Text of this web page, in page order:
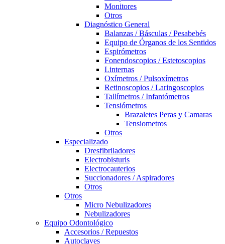
Monitores
Otros
Diagnóstico General
Balanzas / Básculas / Pesabebés
Equipo de Órganos de los Sentidos
Espirómetros
Fonendoscopios / Estetoscopios
Linternas
Oxímetros / Pulsoxímetros
Retinoscopios / Laringoscopios
Tallímetros / Infantómetros
Tensiómetros
Brazaletes Peras y Camaras
Tensiometros
Otros
Especializado
Dresfibriladores
Electrobisturis
Electrocauterios
Succionadores / Aspiradores
Otros
Otros
Micro Nebulizadores
Nebulizadores
Equipo Odontológico
Accesorios / Repuestos
Autoclaves